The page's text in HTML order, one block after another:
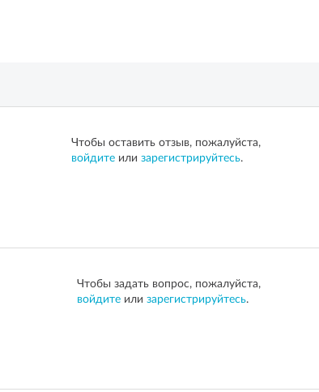
Чтобы оставить отзыв, пожалуйста,
войдите или зарегистрируйтесь.
Чтобы задать вопрос, пожалуйста,
войдите или зарегистрируйтесь.